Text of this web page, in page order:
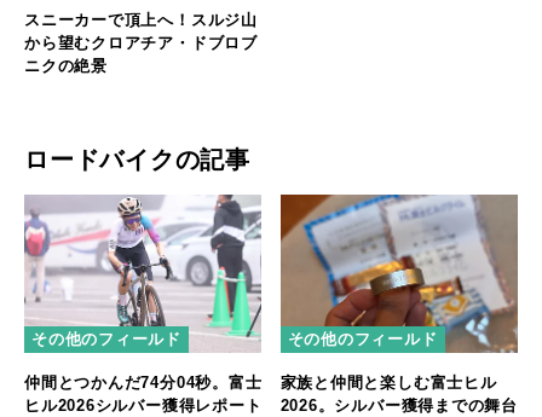
スニーカーで頂上へ！スルジ山
から望むクロアチア・ドブロブ
ニクの絶景
ロードバイクの記事
その他のフィールド
仲間とつかんだ74分04秒。富士
ヒル2026シルバー獲得レポート
その他のフィールド
家族と仲間と楽しむ富士ヒル
2026。シルバー獲得までの舞台